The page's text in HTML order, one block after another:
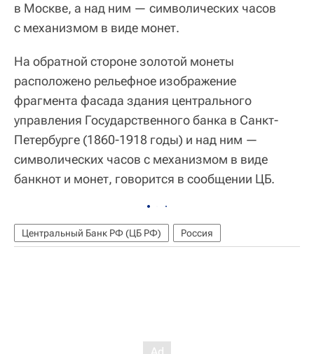
в Москве, а над ним — символических часов
с механизмом в виде монет.
На обратной стороне золотой монеты
расположено рельефное изображение
фрагмента фасада здания центрального
управления Государственного банка в Санкт-
Петербурге (1860-1918 годы) и над ним —
символических часов с механизмом в виде
банкнот и монет, говорится в сообщении ЦБ.
Центральный Банк РФ (ЦБ РФ) Россия